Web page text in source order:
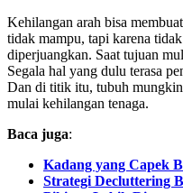
Kehilangan arah bisa
tidak mampu, tapi karena
diperjuangkan. Saat tujuan
Segala hal yang dulu terasa
Dan di titik itu, tubuh
mulai kehilangan tenaga.
Baca juga:
Kadang yang Capek
Strategi Decluttering